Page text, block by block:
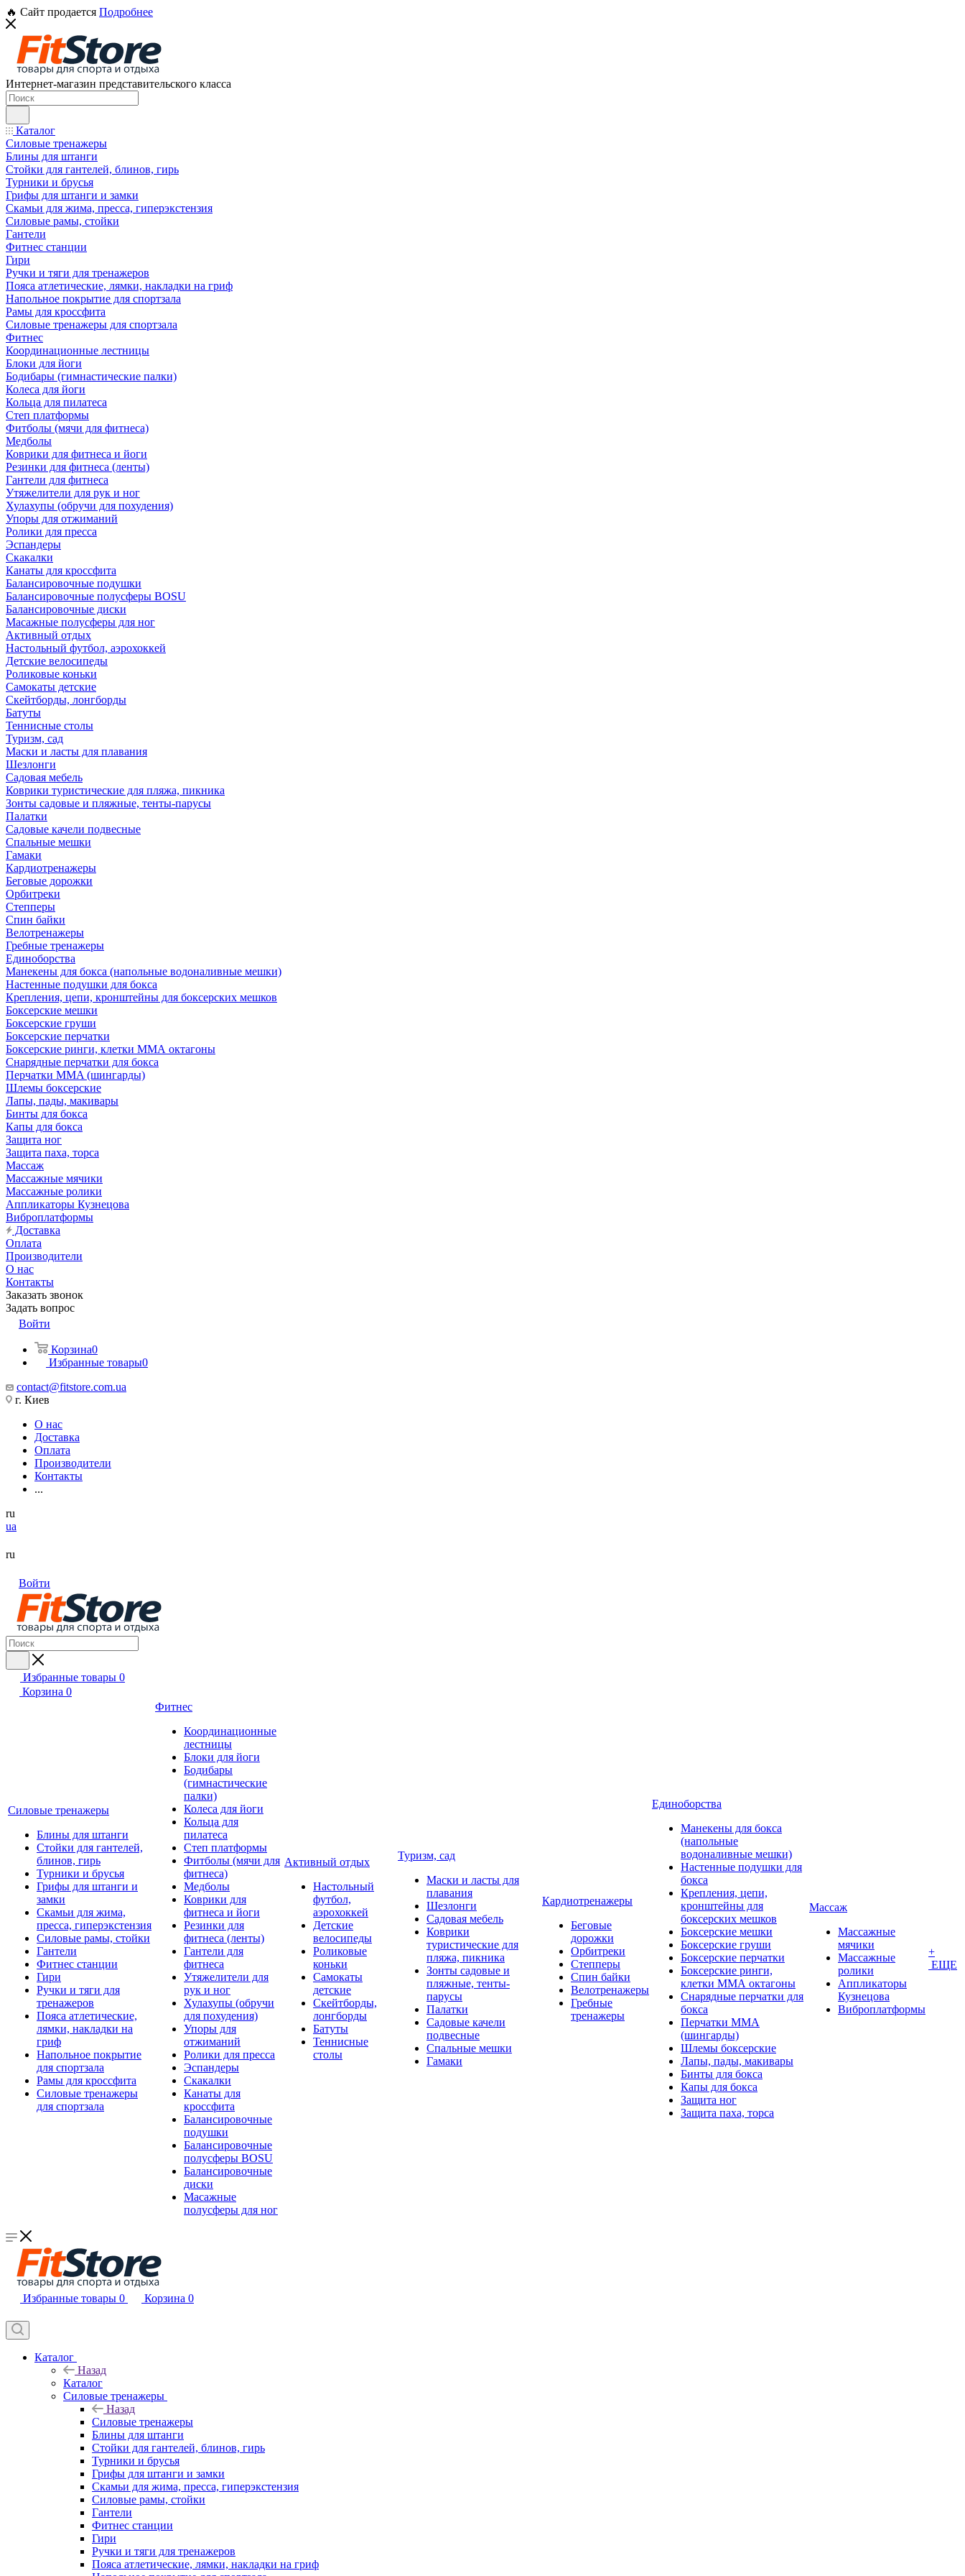
🔥 Сайт продается Подробнее
Интернет-магазин представительского класса
Каталог
Силовые тренажеры
Блины для штанги
Стойки для гантелей, блинов, гирь
Турники и брусья
Грифы для штанги и замки
Скамьи для жима, пресса, гиперэкстензия
Силовые рамы, стойки
Гантели
Фитнес станции
Гири
Ручки и тяги для тренажеров
Пояса атлетические, лямки, накладки на гриф
Напольное покрытие для спортзала
Рамы для кроссфита
Силовые тренажеры для спортзала
Фитнес
Координационные лестницы
Блоки для йоги
Бодибары (гимнастические палки)
Колеса для йоги
Кольца для пилатеса
Степ платформы
Фитболы (мячи для фитнеса)
Медболы
Коврики для фитнеса и йоги
Резинки для фитнеса (ленты)
Гантели для фитнеса
Утяжелители для рук и ног
Хулахупы (обручи для похудения)
Упоры для отжиманий
Ролики для пресса
Эспандеры
Скакалки
Канаты для кроссфита
Балансировочные подушки
Балансировочные полусферы BOSU
Балансировочные диски
Масажные полусферы для ног
Активный отдых
Настольный футбол, аэрохоккей
Детские велосипеды
Роликовые коньки
Самокаты детские
Скейтборды, лонгборды
Батуты
Теннисные столы
Туризм, сад
Маски и ласты для плавания
Шезлонги
Садовая мебель
Коврики туристические для пляжа, пикника
Зонты садовые и пляжные, тенты-парусы
Палатки
Садовые качели подвесные
Спальные мешки
Гамаки
Кардиотренажеры
Беговые дорожки
Орбитреки
Степперы
Спин байки
Велотренажеры
Гребные тренажеры
Единоборства
Манекены для бокса (напольные водоналивные мешки)
Настенные подушки для бокса
Крепления, цепи, кронштейны для боксерских мешков
Боксерские мешки
Боксерские груши
Боксерские перчатки
Боксерские ринги, клетки ММА октагоны
Снарядные перчатки для бокса
Перчатки MMA (шингарды)
Шлемы боксерские
Лапы, пады, макивары
Бинты для бокса
Капы для бокса
Защита ног
Защита паха, торса
Массаж
Массажные мячики
Массажные ролики
Аппликаторы Кузнецова
Виброплатформы
Доставка
Оплата
Производители
О нас
Контакты
Заказать звонок
Задать вопрос
Войти
Корзина0
Избранные товары0
contact@fitstore.com.ua
г. Киев
О нас
Доставка
Оплата
Производители
Контакты
...
ru
ua
ru
Войти
Избранные товары 0
Корзина 0
Силовые тренажеры
Блины для штанги
Стойки для гантелей,
блинов, гирь
Турники и брусья
Грифы для штанги и
замки
Скамьи для жима,
пресса, гиперэкстензия
Силовые рамы, стойки
Гантели
Фитнес станции
Гири
Ручки и тяги для
тренажеров
Пояса атлетические,
лямки, накладки на
гриф
Напольное покрытие
для спортзала
Рамы для кроссфита
Силовые тренажеры
для спортзала
Фитнес
Координационные
лестницы
Блоки для йоги
Бодибары
(гимнастические
палки)
Колеса для йоги
Кольца для
пилатеса
Степ платформы
Фитболы (мячи для
фитнеса)
Медболы
Коврики для
фитнеса и йоги
Резинки для
фитнеса (ленты)
Гантели для
фитнеса
Утяжелители для
рук и ног
Хулахупы (обручи
для похудения)
Упоры для
отжиманий
Ролики для пресса
Эспандеры
Скакалки
Канаты для
кроссфита
Балансировочные
подушки
Балансировочные
полусферы BOSU
Балансировочные
диски
Масажные
полусферы для ног
Активный отдых
Настольный
футбол,
аэрохоккей
Детские
велосипеды
Роликовые
коньки
Самокаты
детские
Скейтборды,
лонгборды
Батуты
Теннисные
столы
Туризм, сад
Маски и ласты для
плавания
Шезлонги
Садовая мебель
Коврики
туристические для
пляжа, пикника
Зонты садовые и
пляжные, тенты-
парусы
Палатки
Садовые качели
подвесные
Спальные мешки
Гамаки
Кардиотренажеры
Беговые
дорожки
Орбитреки
Степперы
Спин байки
Велотренажеры
Гребные
тренажеры
Единоборства
Манекены для бокса
(напольные
водоналивные мешки)
Настенные подушки для
бокса
Крепления, цепи,
кронштейны для
боксерских мешков
Боксерские мешки
Боксерские груши
Боксерские перчатки
Боксерские ринги,
клетки ММА октагоны
Снарядные перчатки для
бокса
Перчатки MMA
(шингарды)
Шлемы боксерские
Лапы, пады, макивары
Бинты для бокса
Капы для бокса
Защита ног
Защита паха, торса
Массаж
Массажные
мячики
Массажные
ролики
Аппликаторы
Кузнецова
Виброплатформы
+
ЕЩЕ
Избранные товары 0 Корзина 0
Каталог
Назад
Каталог
Силовые тренажеры
Назад
Силовые тренажеры
Блины для штанги
Стойки для гантелей, блинов, гирь
Турники и брусья
Грифы для штанги и замки
Скамьи для жима, пресса, гиперэкстензия
Силовые рамы, стойки
Гантели
Фитнес станции
Гири
Ручки и тяги для тренажеров
Пояса атлетические, лямки, накладки на гриф